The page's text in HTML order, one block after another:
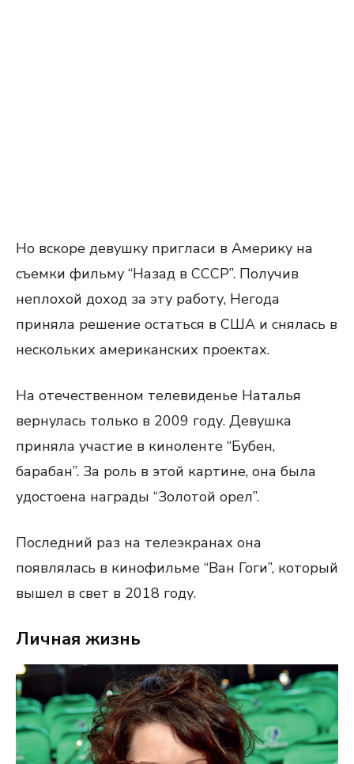
Но вскоре девушку пригласи в Америку на
съемки фильму “Назад в СССР”. Получив
неплохой доход за эту работу, Негода
приняла решение остаться в США и снялась в
нескольких американских проектах.
На отечественном телевиденье Наталья
вернулась только в 2009 году. Девушка
приняла участие в киноленте “Бубен,
барабан”. За роль в этой картине, она была
удостоена награды “Золотой орел”.
Последний раз на телеэкранах она
появлялась в кинофильме “Ван Гоги”, который
вышел в свет в 2018 году.
Личная жизнь